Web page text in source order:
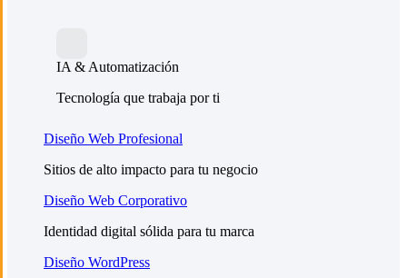
IA & Automatización
Tecnología que trabaja por ti
Diseño Web Profesional
Sitios de alto impacto para tu negocio
Diseño Web Corporativo
Identidad digital sólida para tu marca
Diseño WordPress